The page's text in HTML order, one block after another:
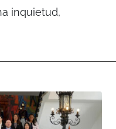
inquietud,